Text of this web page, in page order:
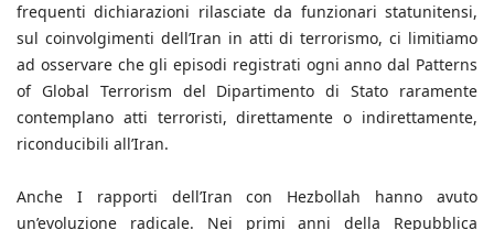
frequenti dichiarazioni rilasciate da funzionari statunitensi,
sul coinvolgimenti dell’Iran in atti di terrorismo, ci limitiamo
ad osservare che gli episodi registrati ogni anno dal Patterns
of Global Terrorism del Dipartimento di Stato raramente
contemplano atti terroristi, direttamente o indirettamente,
riconducibili all’Iran.
Anche I rapporti dell’Iran con Hezbollah hanno avuto
un’evoluzione radicale. Nei primi anni della Repubblica